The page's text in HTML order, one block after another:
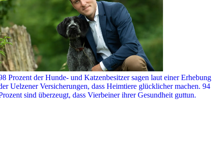
Prozent der Hunde- und Katzenbesitzer sagen laut einer Erhebung
Uelzener Versicherungen, dass Heimtiere glücklicher machen. 94
sind überzeugt, dass Vierbeiner ihrer Gesundheit guttun.